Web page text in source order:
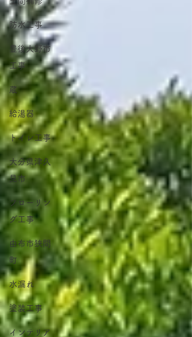
防水工事
豊後大野市
工事
蔵
給湯器
トイレ工事
大分県津久
見市
フローリン
グ工事
由布市狭間
町
水漏れ
塗装工事
インテリア